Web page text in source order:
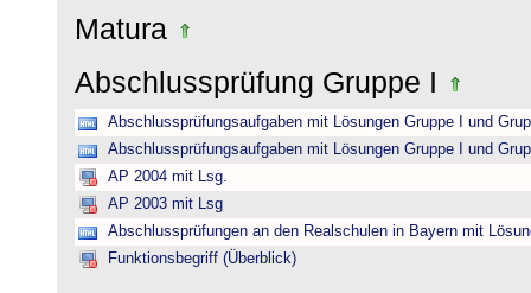
Matura
Abschlussprüfung Gruppe I
Abschlussprüfungsaufgaben mit Lösungen Gruppe I und
Abschlussprüfungsaufgaben mit Lösungen Gruppe I und
AP 2004 mit Lsg.
AP 2003 mit Lsg
Abschlussprüfungen an den Realschulen in Bayern mit
Funktionsbegriff (Überblick)